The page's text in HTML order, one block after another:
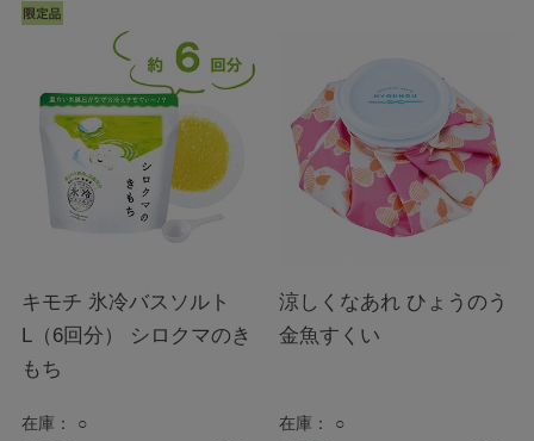
キモチ 氷冷バスソルト
L（6回分） シロクマのき
もち
在庫： ○
涼しくなあれ ひょうのう
金魚すくい
在庫： ○